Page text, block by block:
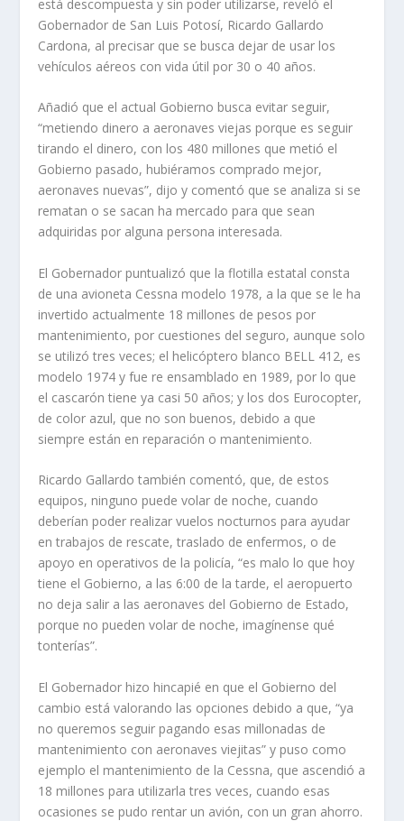
está descompuesta y sin poder utilizarse, reveló el
Gobernador de San Luis Potosí, Ricardo Gallardo
Cardona, al precisar que se busca dejar de usar los
vehículos aéreos con vida útil por 30 o 40 años.
Añadió que el actual Gobierno busca evitar seguir,
“metiendo dinero a aeronaves viejas porque es seguir
tirando el dinero, con los 480 millones que metió el
Gobierno pasado, hubiéramos comprado mejor,
aeronaves nuevas”, dijo y comentó que se analiza si se
rematan o se sacan ha mercado para que sean
adquiridas por alguna persona interesada.
El Gobernador puntualizó que la flotilla estatal consta
de una avioneta Cessna modelo 1978, a la que se le ha
invertido actualmente 18 millones de pesos por
mantenimiento, por cuestiones del seguro, aunque solo
se utilizó tres veces; el helicóptero blanco BELL 412, es
modelo 1974 y fue re ensamblado en 1989, por lo que
el cascarón tiene ya casi 50 años; y los dos Eurocopter,
de color azul, que no son buenos, debido a que
siempre están en reparación o mantenimiento.
Ricardo Gallardo también comentó, que, de estos
equipos, ninguno puede volar de noche, cuando
deberían poder realizar vuelos nocturnos para ayudar
en trabajos de rescate, traslado de enfermos, o de
apoyo en operativos de la policía, “es malo lo que hoy
tiene el Gobierno, a las 6:00 de la tarde, el aeropuerto
no deja salir a las aeronaves del Gobierno de Estado,
porque no pueden volar de noche, imagínense qué
tonterías”.
El Gobernador hizo hincapié en que el Gobierno del
cambio está valorando las opciones debido a que, “ya
no queremos seguir pagando esas millonadas de
mantenimiento con aeronaves viejitas” y puso como
ejemplo el mantenimiento de la Cessna, que ascendió a
18 millones para utilizarla tres veces, cuando esas
ocasiones se pudo rentar un avión, con un gran ahorro.